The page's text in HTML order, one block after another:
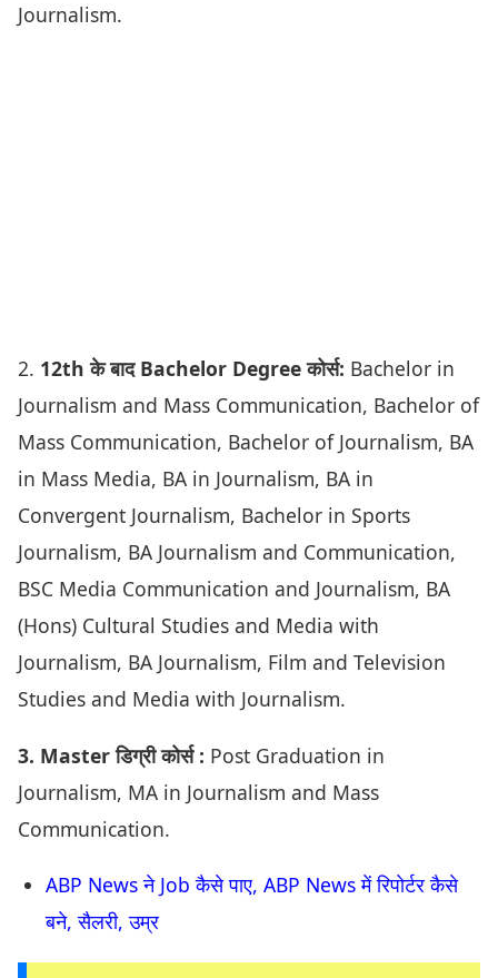
Journalism.
2. 12th के बाद Bachelor Degree कोर्स: Bachelor in
Journalism and Mass Communication, Bachelor of
Mass Communication, Bachelor of Journalism, BA
in Mass Media, BA in Journalism, BA in
Convergent Journalism, Bachelor in Sports
Journalism, BA Journalism and Communication,
BSC Media Communication and Journalism, BA
(Hons) Cultural Studies and Media with
Journalism, BA Journalism, Film and Television
Studies and Media with Journalism.
3. Master डिग्री कोर्स : Post Graduation in
Journalism, MA in Journalism and Mass
Communication.
ABP News ने Job कैसे पाए, ABP News में रिपोर्टर कैसे
बने, सैलरी, उम्र